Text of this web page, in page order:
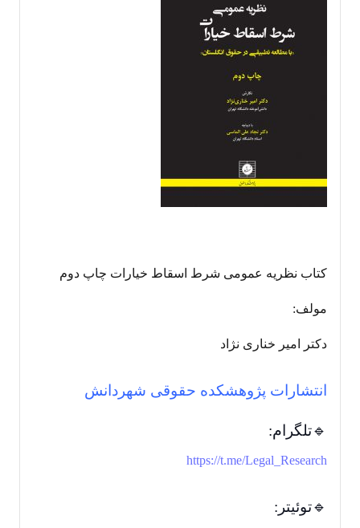
کتاب نظریه عمومی شرط اسقاط خیارات چاپ دوم
مولف:
دکتر امیر خناری نژاد
انتشارات پژوهشکده حقوقی شهردانش
🔹تلگرام:
https://t.me/Legal_Research
🔹توئیتر: